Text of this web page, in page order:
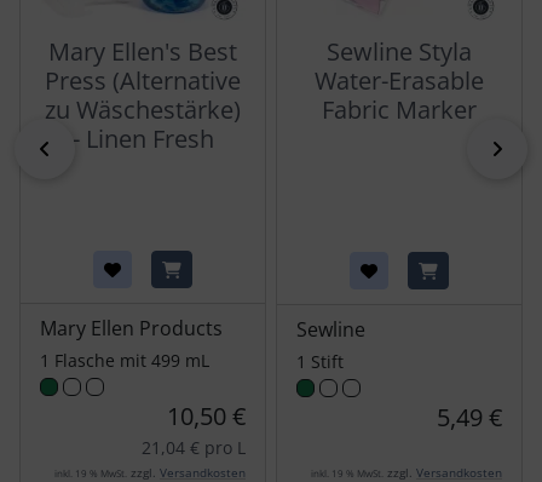
zurück
Mary Ellen's Best
Press (Alternative
zu Wäschestärke)
- Linen Fresh
Mary Ellen Products
1 Flasche mit 499 mL
10,50 €
21,04 € pro L
inkl. 19 % MwSt. zzgl. Versandkosten
Sewline Styla
Water-Erasable
Fabric Marker
Sewline
1 Stift
5,49 €
inkl. 19 % MwSt. zzgl. Versandkosten